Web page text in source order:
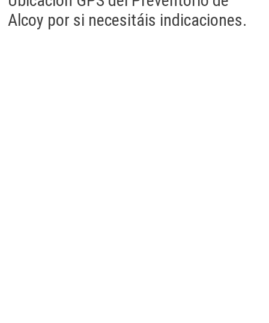
Alcoy por si necesitáis indicaciones.